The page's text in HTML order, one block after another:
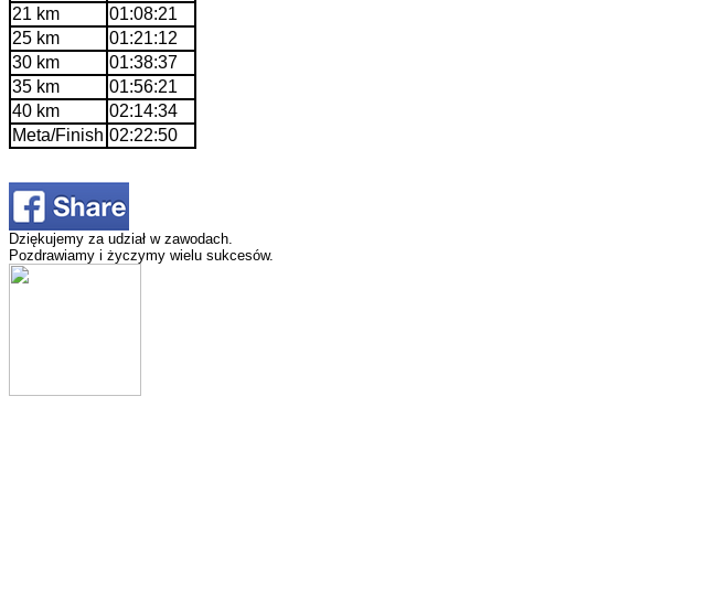
21 km
01:08:21
25 km
01:21:12
30 km
01:38:37
35 km
01:56:21
40 km
02:14:34
Meta/Finish 02:22:50
Dziękujemy za udział w zawodach.
Pozdrawiamy i życzymy wielu sukcesów.